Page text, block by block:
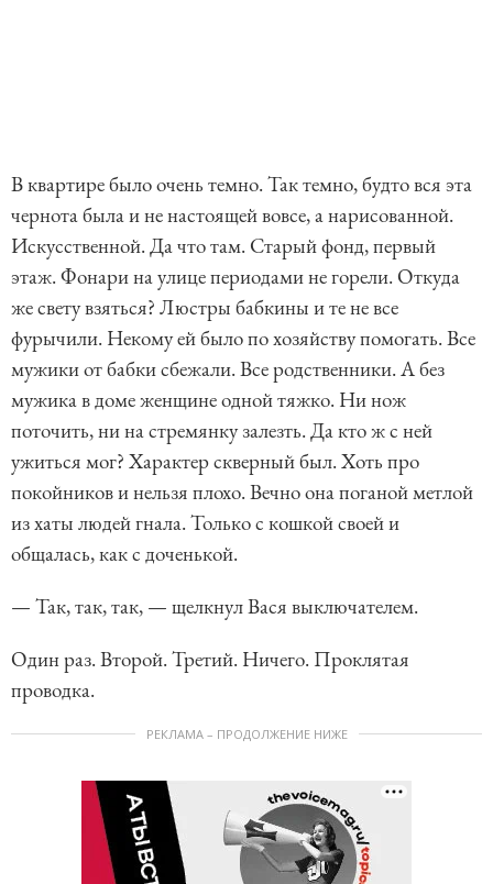
В квартире было очень темно. Так темно, будто вся эта
чернота была и не настоящей вовсе, а нарисованной.
Искусственной. Да что там. Старый фонд, первый
этаж. Фонари на улице периодами не горели. Откуда
же свету взяться? Люстры бабкины и те не все
фурычили. Некому ей было по хозяйству помогать. Все
мужики от бабки сбежали. Все родственники. А без
мужика в доме женщине одной тяжко. Ни нож
поточить, ни на стремянку залезть. Да кто ж с ней
ужиться мог? Характер скверный был. Хоть про
покойников и нельзя плохо. Вечно она поганой метлой
из хаты людей гнала. Только с кошкой своей и
общалась, как с доченькой.
— Так, так, так, — щелкнул Вася выключателем.
Один раз. Второй. Третий. Ничего. Проклятая
проводка.
РЕКЛАМА – ПРОДОЛЖЕНИЕ НИЖЕ